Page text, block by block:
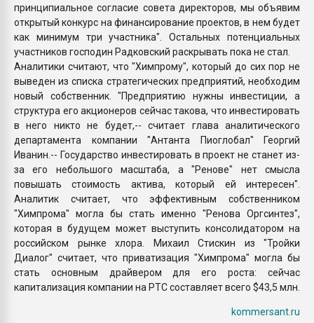
принципиальное согласие совета директоров, мы объявим
открытый конкурс на финансирование проектов, в нем будет
как минимум три участника". Остальных потенциальных
участников господин Радковский раскрывать пока не стал.
Аналитики считают, что "Химпрому", который до сих пор не
выведен из списка стратегических предприятий, необходим
новый собственник. "Предприятию нужны инвестиции, а
структура его акционеров сейчас такова, что инвестировать
в него никто не будет,-- считает глава аналитического
департамента компании "Антанта Пиоглобал" Георгий
Иванин.-- Государство инвестировать в проект не станет из-
за его небольшого масштаба, а "Ренове" нет смысла
повышать стоимость актива, который ей интересен".
Аналитик считает, что эффективным собственником
"Химпрома" могла бы стать именно "Ренова Оргсинтез",
которая в будущем может выступить консолидатором на
российском рынке хлора. Михаил Стискин из "Тройки
Диалог" считает, что приватизация "Химпрома" могла бы
стать основным драйвером для его роста: сейчас
капитализация компании на РТС составляет всего $43,5 млн.
kommersant.ru